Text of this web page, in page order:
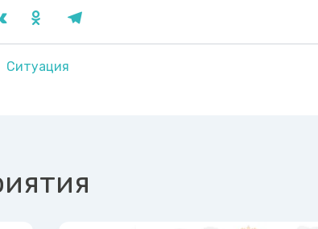
Ситуация